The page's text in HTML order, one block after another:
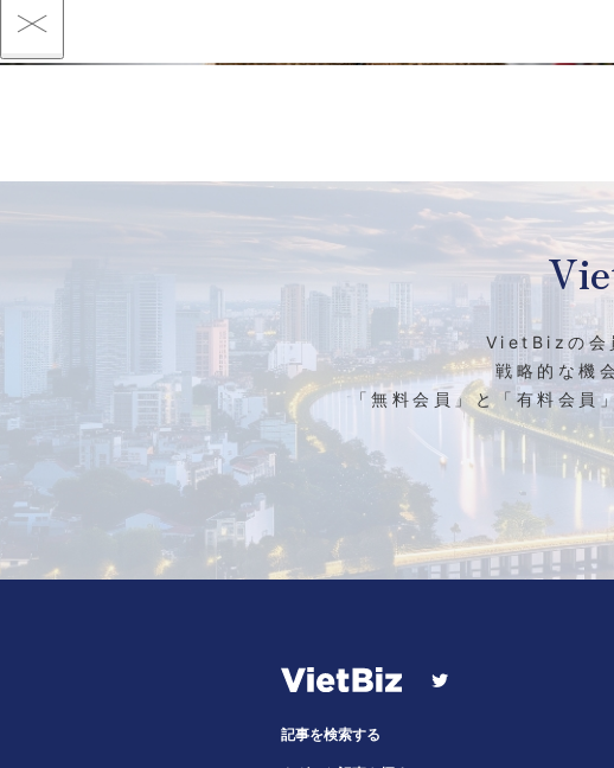
VietBizの会
戦略的な機
「無料会員」と「有料会員
記事を検索する